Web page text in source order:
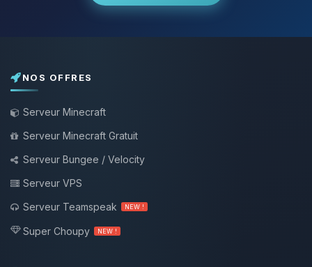
NOS OFFRES
Serveur Minecraft
Serveur Minecraft Gratuit
Serveur Bungee / Velocity
Serveur VPS
Serveur Teamspeak
NEW !
Super Choupy NEW !